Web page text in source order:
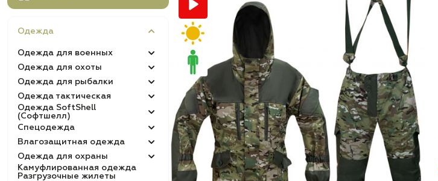
Одежда
Одежда для военных
Одежда для охоты
Одежда для рыбалки
Одежда тактическая
Одежда SoftShell
(Софтшелл)
Спецодежда
Влагозащитная одежда
Одежда для охраны
Камуфлированная одежда
Разгрузочные жилеты